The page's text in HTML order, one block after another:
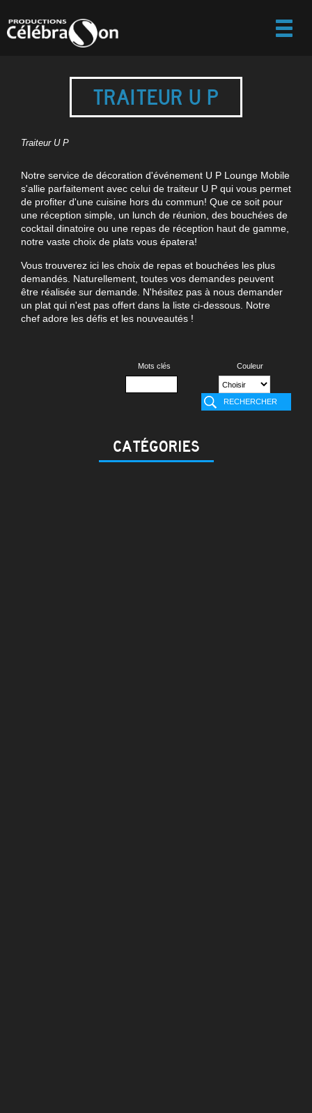
TRAITEUR U P
Traiteur U P
Notre service de décoration d'événement U P Lounge Mobile
s'allie parfaitement avec celui de traiteur U P qui vous permet
de profiter d'une cuisine hors du commun! Que ce soit pour
une réception simple, un lunch de réunion, des bouchées de
cocktail dinatoire ou une repas de réception haut de gamme,
notre vaste choix de plats vous épatera!
Vous trouverez ici les choix de repas et bouchées les plus
demandés. Naturellement, toutes vos demandes peuvent
être réalisée sur demande. N'hésitez pas à nous demander
un plat qui n'est pas offert dans la liste ci-dessous. Notre
chef adore les défis et les nouveautés !
Mots clés Couleur
CATÉGORIES